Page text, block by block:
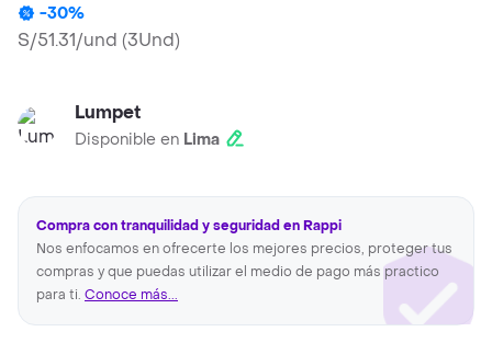
-30%
S/51.31/und (3Und)
Lumpet
Disponible en Lima
Compra con tranquilidad y seguridad en Rappi
Nos enfocamos en ofrecerte los mejores precios, proteger tus
compras y que puedas utilizar el medio de pago más practico
para ti. Conoce más...